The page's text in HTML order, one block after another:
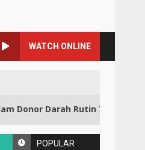
WATCH ONLINE
Terus Meningkat
POPULAR